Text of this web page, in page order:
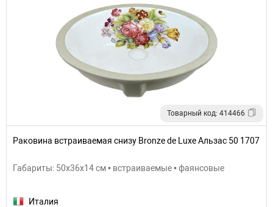
Товарный код: 414466
Раковина встраиваемая снизу Bronze de Luxe Альзас 50 1707
Габариты: 50x36x14 см • встраиваемые • фаянсовые
Италия